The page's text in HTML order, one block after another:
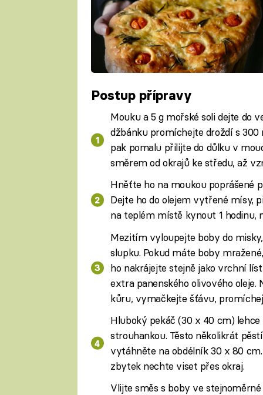
Postup přípravy
Mouku a 5 g mořské soli dejte do
džbánku promíchejte droždí s
pak pomalu přilijte do důlku v
směrem od okrajů ke středu, až
Hněťte ho na moukou poprášené
Dejte ho do olejem vytřené mísy,
na teplém místě kynout 1 hodinu,
Mezitím vyloupejte boby do
slupku. Pokud máte boby
ho nakrájejte stejně jako vrchní
extra panenského olivového
kůru, vymačkejte šťávu,
Hluboký pekáč (30 x 40 cm)
strouhankou. Těsto několikrát
vytáhněte na obdélník 30 x 80
zbytek nechte viset přes okraj.
Vlijte směs s boby ve